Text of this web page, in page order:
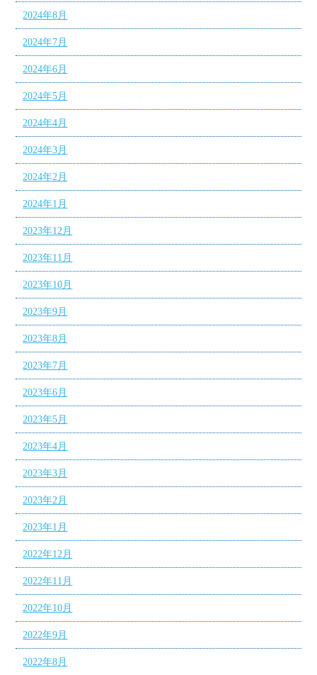
2024年8月
2024年7月
2024年6月
2024年5月
2024年4月
2024年3月
2024年2月
2024年1月
2023年12月
2023年11月
2023年10月
2023年9月
2023年8月
2023年7月
2023年6月
2023年5月
2023年4月
2023年3月
2023年2月
2023年1月
2022年12月
2022年11月
2022年10月
2022年9月
2022年8月